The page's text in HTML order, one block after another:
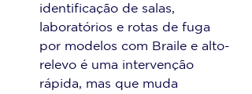
identificação de salas,
laboratórios e rotas de fuga
por modelos com Braile e alto-
relevo é uma intervenção
rápida, mas que muda